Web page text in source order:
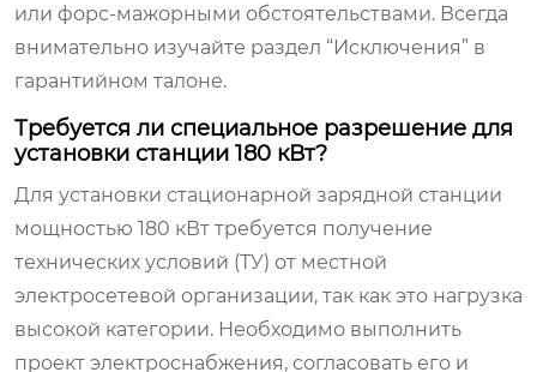
или форс-мажорными обстоятельствами. Всегда
внимательно изучайте раздел “Исключения” в
гарантийном талоне.
Требуется ли специальное разрешение для
установки станции 180 кВт?
Для установки стационарной зарядной станции
мощностью 180 кВт требуется получение
технических условий (ТУ) от местной
электросетевой организации, так как это нагрузка
высокой категории. Необходимо выполнить
проект электроснабжения, согласовать его и